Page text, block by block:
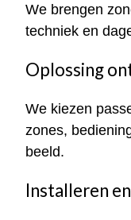
We brengen
techniek en
Oplossing
We kiezen
zones,
beeld.
Installeren